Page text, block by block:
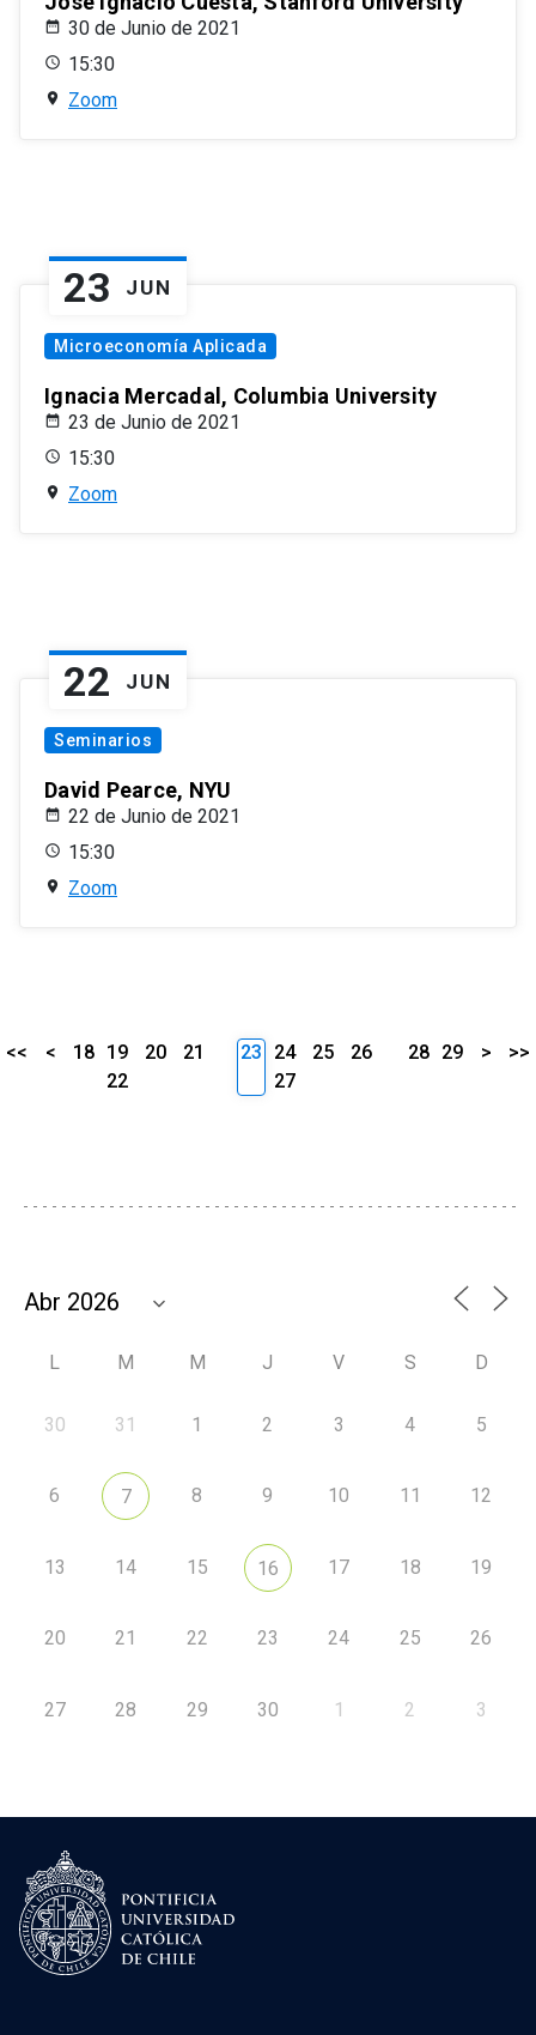
30 de Junio de 2021
15:30
Zoom
23 JUN
Microeconomía Aplicada
Ignacia Mercadal, Columbia University
23 de Junio de 2021
15:30
Zoom
22 JUN
Seminarios
David Pearce, NYU
22 de Junio de 2021
15:30
Zoom
<< < 18 19 20
21
22
23 24 25
26
27
28 29 > >>
L M M J V S D
30 31 1 2 3 4 5
6 7 8 9 10 11 12
13 14 15 16 17 18 19
20 21 22 23 24 25 26
27 28 29 30 1 2 3